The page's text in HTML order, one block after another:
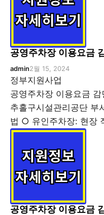
공영주차장 이용요금
admin2월 15, 2024
정부지원사업
공영주차장 이용요금
추홀구시설관리공단 부
법 ○ 유인주차장: 현장
공영주차장 이용요금